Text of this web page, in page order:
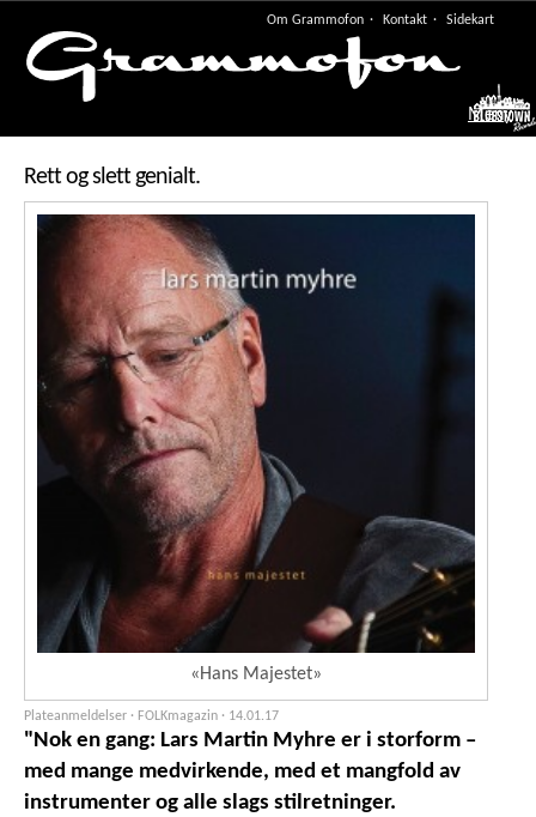
Om Grammofon Kontakt Sidekart
Meny
Rett og slett genialt.
«Hans Majestet»
Plateanmeldelser · FOLKmagazin · 14.01.17
"Nok en gang: Lars Martin Myhre er i storform –
med mange medvirkende, med et mangfold av
instrumenter og alle slags stilretninger.